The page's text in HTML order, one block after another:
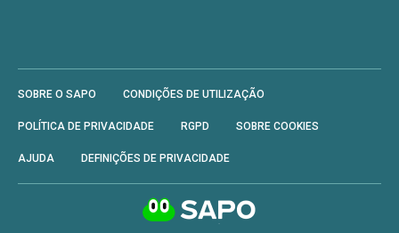
SOBRE O SAPO CONDIÇÕES DE UTILIZAÇÃO
POLÍTICA DE PRIVACIDADE RGPD SOBRE COOKIES
AJUDA DEFINIÇÕES DE PRIVACIDADE